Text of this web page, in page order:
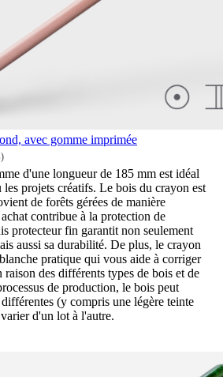
avec gomme imprimée
d'une longueur de 185 mm est idéal
projets créatifs. Le bois du crayon est
de forêts gérées de manière
contribue à la protection de
protecteur fin garantit non seulement
aussi sa durabilité. De plus, le crayon
pratique qui vous aide à corriger
des différents types de bois et de
de production, le bois peut
(y compris une légère teinte
d'un lot à l'autre.